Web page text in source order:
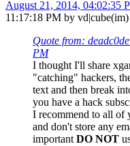
August 21, 2014, 04:02:35
11:17:18 PM by vd|cube(im)
Quote from:
PM
I thought I'll share
"catching" hackers,
text and then break
you have a hack
I recommend to all of
and don't store any
important DO NOT